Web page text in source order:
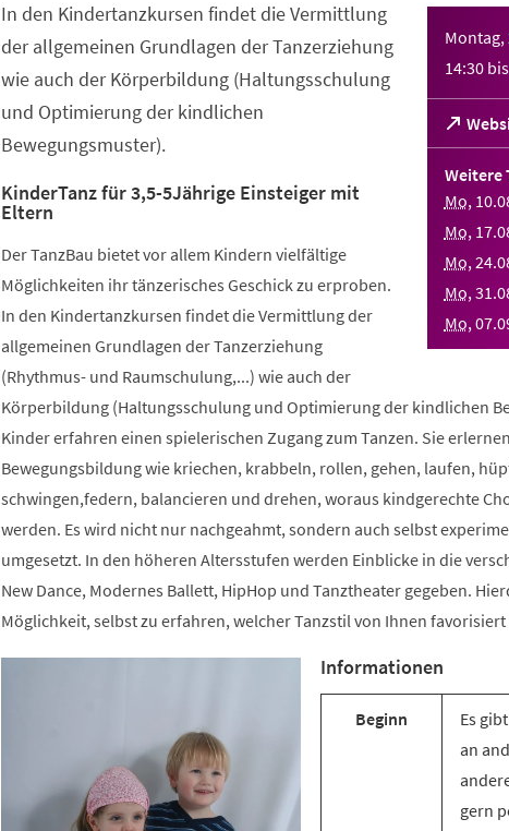
Montag,
14:30 bis
(Öffnet
in
einem
Tab)
Weitere
Mo, 10.
Mo, 17.
Mo,24.
Mo,31.
Mo,07.
In den Kindertanzkursen findet die Vermittlung
der allgemeinen Grundlagen der Tanzerziehung
wie auch der Körperbildung (Haltungsschulung
und Optimierung der kindlichen
Bewegungsmuster).
KinderTanz für 3,5-5Jährige Einsteiger mit
Eltern
Der TanzBau bietet vor allem Kindern vielfältige
Möglichkeiten ihr tänzerisches Geschick zu erproben.
In den Kindertanzkursen findet die Vermittlung der
allgemeinen Grundlagen der Tanzerziehung
(Rhythmus- und Raumschulung,...) wie auch der
Körperbildung (Haltungsschulung und Optimierung der kindlichen
Kinder erfahren einen spielerischen Zugang zum Tanzen. Sie
Bewegungsbildung wie kriechen, krabbeln, rollen, gehen, laufen,
schwingen,federn, balancieren und drehen, woraus kindgerechte
werden. Es wird nicht nur nachgeahmt, sondern auch selbst
umgesetzt. In den höheren Altersstufen werden Einblicke in die
New Dance, Modernes Ballett, HipHop und Tanztheater gegeben.
Möglichkeit, selbst zu erfahren, welcher Tanzstil von Ihnen
Informationen
Beginn
Es
an
gern